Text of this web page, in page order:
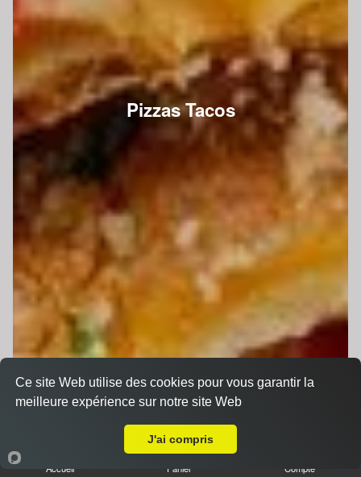
Pizzas Tacos
Accueil Panier Compte
Ce site Web utilise des cookies pour vous garantir la
meilleure expérience sur notre site Web
J'ai compris